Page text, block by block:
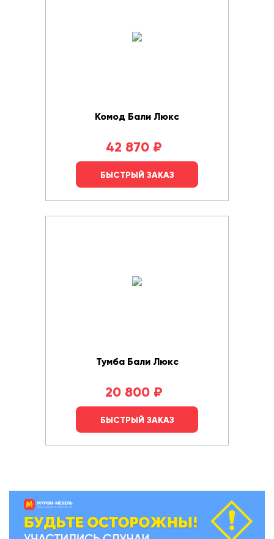
Комод Бали Люкс
42 870 ₽
БЫСТРЫЙ ЗАКАЗ
Тумба Бали Люкс
20 800 ₽
БЫСТРЫЙ ЗАКАЗ